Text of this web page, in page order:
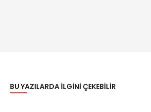
BU YAZILARDA ILGINI ÇEKEBILIR